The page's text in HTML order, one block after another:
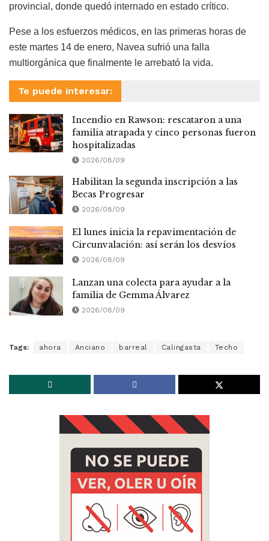
provincial, donde quedó internado en estado crítico.
Pese a los esfuerzos médicos, en las primeras horas de
este martes 14 de enero, Navea sufrió una falla
multiorgánica que finalmente le arrebató la vida.
Te puede interesar:
Incendio en Rawson: rescataron a una
familia atrapada y cinco personas fueron
hospitalizadas
2026/08/09
Habilitan la segunda inscripción a las
Becas Progresar
2026/08/09
El lunes inicia la repavimentación de
Circunvalación: así serán los desvíos
2026/08/09
Lanzan una colecta para ayudar a la
familia de Gemma Álvarez
2026/08/09
Tags: ahora Anciano barreal Calingasta Techo